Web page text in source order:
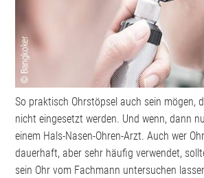
So praktisch Ohrstöpsel auch sein mögen,
nicht eingesetzt werden. Und wenn, dann
einem Hals-Nasen-Ohren-Arzt. Auch wer
dauerhaft, aber sehr häufig verwendet,
sein Ohr vom Fachmann untersuchen